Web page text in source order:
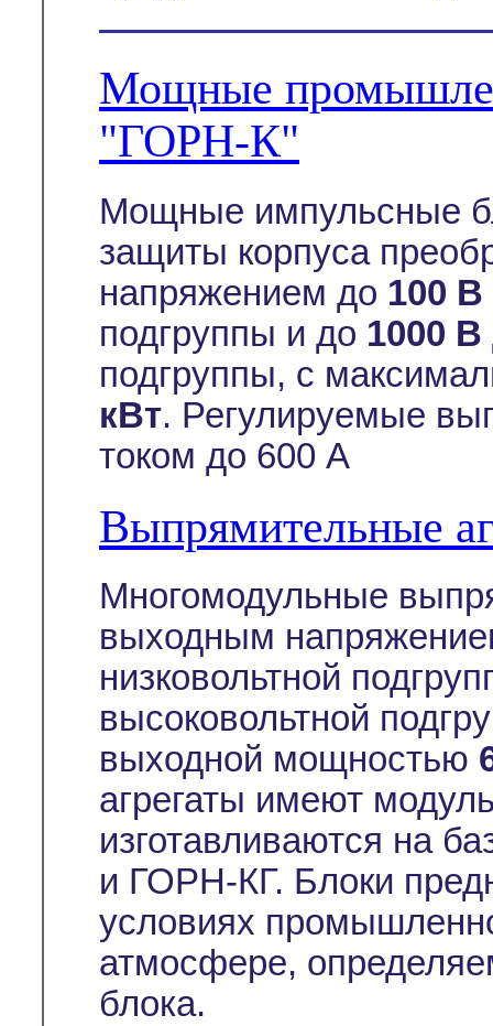
Мощные
"ГОРН-К"
Мощные импульсные
защиты корпуса
напряжением до 100 В
подгруппы и до 1000 В
подгруппы, с
кВт. Регулируемые
током до 600 А
Выпрямительные
Многомодульные
выходным
низковольтной
высоковольтной
выходной мощностью
агрегаты имеют
изготавливаются на
и ГОРН-КГ. Блоки
условиях
атмосфере,
блока.